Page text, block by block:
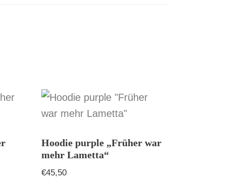
Hoodie purple „Früher war
mehr Lametta“
€45,50